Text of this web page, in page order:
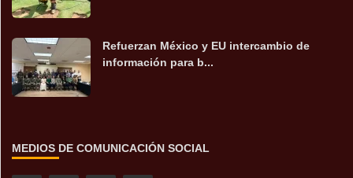
Refuerzan México y EU intercambio de
información para b...
MEDIOS DE COMUNICACIÓN SOCIAL